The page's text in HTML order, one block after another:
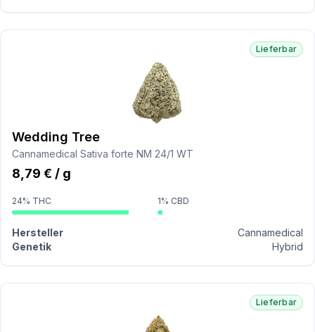
Lieferbar
Wedding Tree
Cannamedical Sativa forte NM 24/1 WT
8,79 € / g
24% THC 1% CBD
Hersteller
Cannamedical
Genetik
Hybrid
Lieferbar